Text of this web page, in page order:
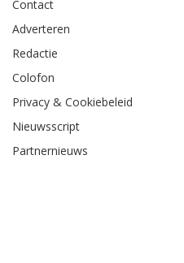
Contact
Adverteren
Redactie
Colofon
Privacy & Cookiebeleid
Nieuwsscript
Partnernieuws